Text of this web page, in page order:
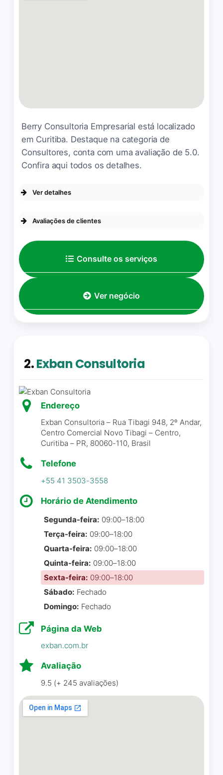
Berry Consultoria Empresarial está localizado
em Curitiba. Destaque na categoria de
Consultores, conta com uma avaliação de 5.0.
Confira aqui todos os detalhes.
Ver detalhes
pessoas em cadeira de rodas
para pessoas em cadeira de rodas
Avaliações de clientes
divisor de águas para a
minha empresa. A
visibilidade real da operação
e das finanças, algo que
extremamente bem
para o William, um consultor
comprometido com o
negócio. Hoje temos
controle total do DRE,
sistema mais adequado para
a nossa operação. Só tenho
expansão graças ao apoio
da consultoria.
Welington Vital
Excelente consultoria! Tem
sido fundamental para a
organização e crescimento
da minha confeitaria. Ela
clareza e controle, além de
otimizar processos do dia a
dia que hoje funcionam de
Consulte os serviços
Ver negócio
2.Exban Consultoria
Endereço
Exban Consultoria – Rua Tibagi 948, 2º Andar,
Centro Comercial Novo Tibagi – Centro,
Curitiba – PR, 80060-110, Brasil
Telefone
+55 41 3503-3558
Horário de Atendimento
Segunda-feira: 09:00–18:00
Terça-feira: 09:00–18:00
Quarta-feira: 09:00–18:00
Quinta-feira: 09:00–18:00
Sexta-feira: 09:00–18:00
Sábado: Fechado
Domingo: Fechado
Página da Web
exban.com.br
Avaliação
9.5 (+ 245 avaliações)